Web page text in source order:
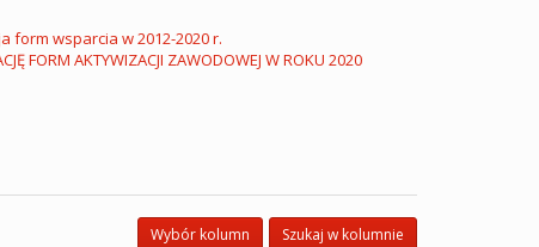
form wsparcia w 2012-2020 r.
FORM AKTYWIZACJI ZAWODOWEJ W ROKU 2020
Szukaj w kolumnie
Wybór kolumn